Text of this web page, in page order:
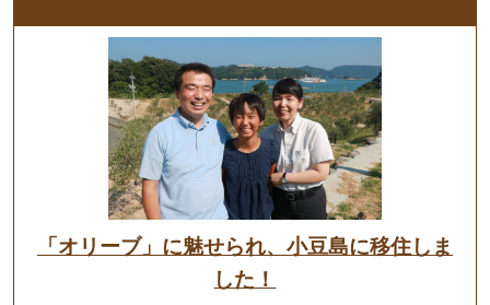
「オリーブ」に魅せられ、小豆島に移住しま
した！